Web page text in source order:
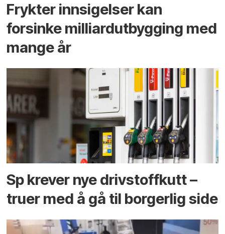
Frykter innsigelser kan
forsinke milliard­utbygging med
mange år
Sp krever nye drivstoffkutt –
truer med å gå til borgerlig side